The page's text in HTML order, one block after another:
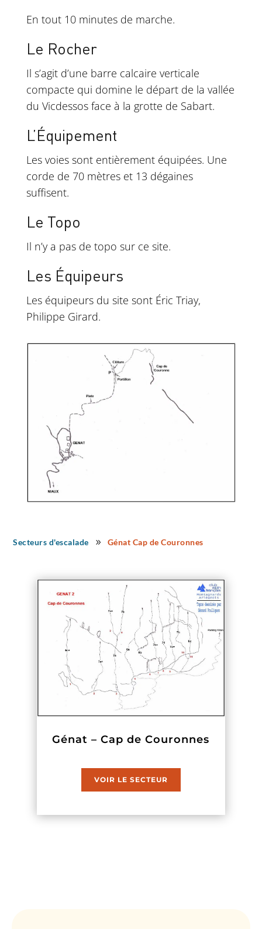
En tout 10 minutes de marche.
Le Rocher
Il s’agit d’une barre calcaire verticale
compacte qui domine le départ de la vallée
du Vicdessos face à la grotte de Sabart.
L’Équipement
Les voies sont entièrement équipées. Une
corde de 70 mètres et 13 dégaines
suffisent.
Le Topo
Il n’y a pas de topo sur ce site.
Les Équipeurs
Les équipeurs du site sont Éric Triay,
Philippe Girard.
Secteurs d'escalade 9 Génat Cap de Couronnes
Génat – Cap de Couronnes
VOIR LE SECTEUR